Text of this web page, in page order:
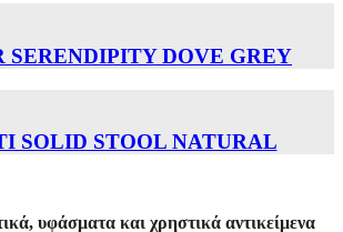
SERENDIPITY DOVE GREY
SOLID STOOL NATURAL
υφάσματα και χρηστικά αντικείμενα